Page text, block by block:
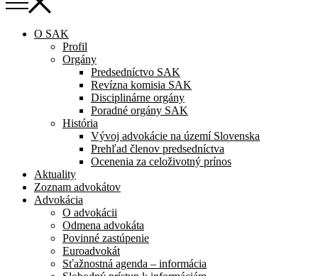
O SAK
Profil
Orgány
Predsedníctvo SAK
Revízna komisia SAK
Disciplinárne orgány
Poradné orgány SAK
História
Vývoj advokácie na území Slovenska
Prehľad členov predsedníctva
Ocenenia za celoživotný prínos
Aktuality
Zoznam advokátov
Advokácia
O advokácii
Odmena advokáta
Povinné zastúpenie
Euroadvokát
Sťažnostná agenda – informácia